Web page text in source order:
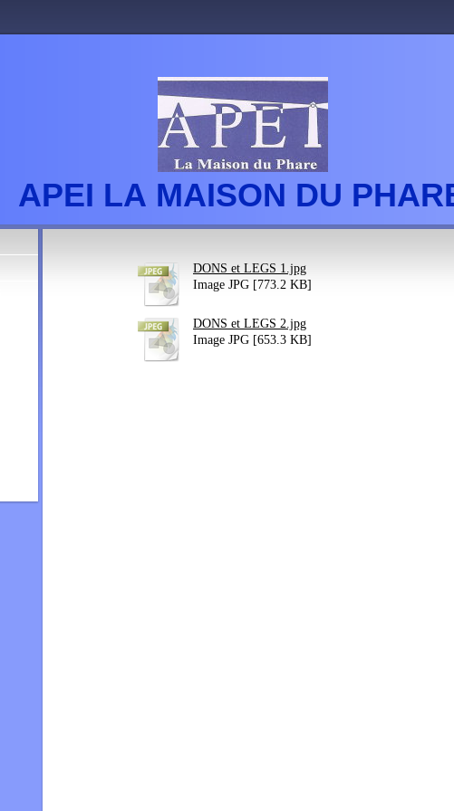
APEI LA MAISON DU
DONS et LEGS 1.jpg
Image JPG [773.2 KB]
DONS et LEGS 2.jpg
Image JPG [653.3 KB]